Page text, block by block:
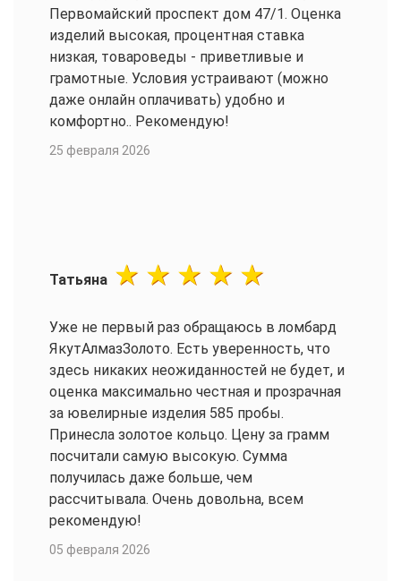
Первомайский проспект дом 47/1. Оценка
изделий высокая, процентная ставка
низкая, товароведы - приветливые и
грамотные. Условия устраивают (можно
даже онлайн оплачивать) удобно и
комфортно.. Рекомендую!
25 февраля 2026
Татьяна
Уже не первый раз обращаюсь в ломбард
ЯкутАлмазЗолото. Есть уверенность, что
здесь никаких неожиданностей не будет, и
оценка максимально честная и прозрачная
за ювелирные изделия 585 пробы.
Принесла золотое кольцо. Цену за грамм
посчитали самую высокую. Сумма
получилась даже больше, чем
рассчитывала. Очень довольна, всем
рекомендую!
05 февраля 2026